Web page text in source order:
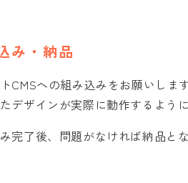
み・納品
CMSへの組み込みをお願いしま
デザインが実際に動作するよう
完了後、問題がなければ納品とな